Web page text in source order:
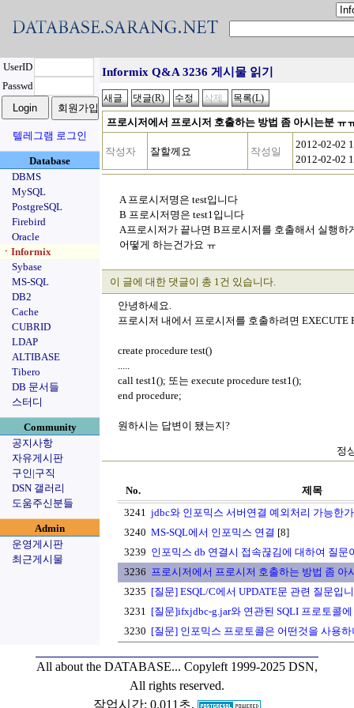
UserID
Passwd
텔레그램 로그인
Database
DBMS
MySQL
PostgreSQL
Firebird
Oracle
ㆍInformix
Sybase
MS-SQL
DB2
Cache
CUBRID
LDAP
ALTIBASE
Tibero
DB 문서들
스터디
Community
공지사항
자유게시판
구인|구직
DSN 갤러리
도움주신분들
Admin
운영게시판
최근게시물
Informix Q&A 3236 게시물 읽기
프로시저에서 프로시저 호출하는 방법 좀 아시는분 ㅠ
작성자 잘할께요 작성일
2012-02-02
2012-02-02
A 프로시저명은 test입니다
B 프로시저명은 test1입니다
A프로시저가 끝나면 B프로시저를 호출해서 실행하
어떻게 하는건가요 ㅠ
이 글에 대한 댓글이 총 1건 있습니다.
안녕하세요.
프로시저 내에서 프로시저를 호출하려면 EXECUTE
create procedure test()
.....
call test1(); 또는 execute procedure test1();
end procedure;
원하시는 답변이 됐는지?
정
No.
제목
3241 jdbc와 인포믹스 서버연결 예외처리 가능한
3240 MS-SQL에서 인포믹스 연결 [8]
3239 인포믹스 db 연결시 접속끊김에 대하여 질문
3236 프로시저에서 프로시저 호출하는 방법 좀 아
3235 [질문] ESQL/C에서 UPDATE문 관련 질문입
3231 [질문]ifxjdbc-g.jar와 연관된 SQLI 프로토콜
3230 [질문] 인포믹스 프로토콜은 어떤것을 사용하
All about the DATABASE... Copyleft 1999-2025 DSN,
All rights reserved.
작업시간: 0.011초,